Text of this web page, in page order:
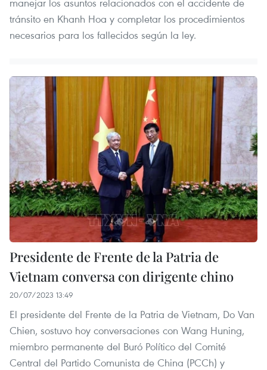
manejar los asuntos relacionados con el accidente de
tránsito en Khanh Hoa y completar los procedimientos
necesarios para los fallecidos según la ley.
Presidente de Frente de la Patria de
Vietnam conversa con dirigente chino
20/07/2023 13:49
El presidente del Frente de la Patria de Vietnam, Do Van
Chien, sostuvo hoy conversaciones con Wang Huning,
miembro permanente del Buró Político del Comité
Central del Partido Comunista de China (PCCh) y